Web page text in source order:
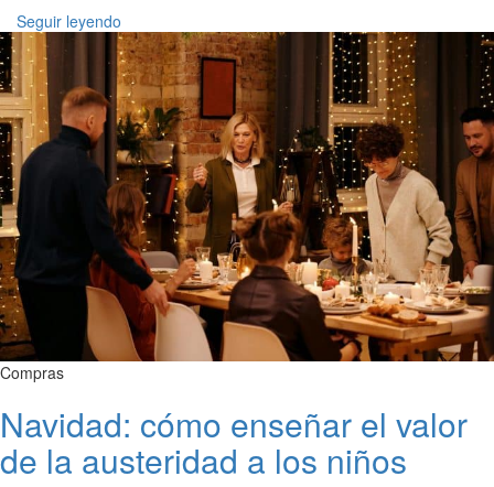
Seguir leyendo
Compras
Navidad: cómo enseñar el valor
de la austeridad a los niños